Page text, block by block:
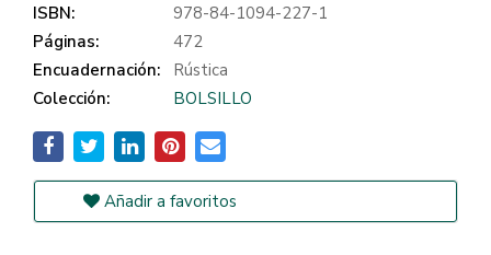
ISBN:
978-84-1094-227-1
Páginas:
472
Encuadernación:
Rústica
Colección:
BOLSILLO
Añadir a favoritos